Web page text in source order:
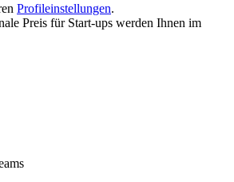
Profileinstellungen.
Preis für Start-ups werden Ihnen im